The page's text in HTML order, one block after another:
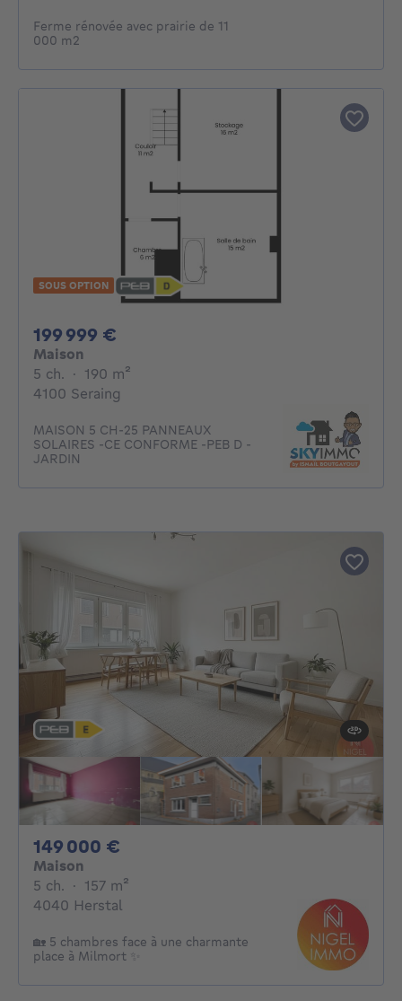
Ferme rénovée avec prairie de 11
000 m2
SOUS OPTION
199 999 €
Maison
5 ch. 5 chambres
· 190 m²
4100 Seraing
MAISON 5 CH-25 PANNEAUX
SOLAIRES -CE CONFORME -PEB D -
JARDIN
149 000 €
Maison
5 ch. 5 chambres
· 157 m²
4040 Herstal
🏡 5 chambres face à une charmante
place à Milmort ✨